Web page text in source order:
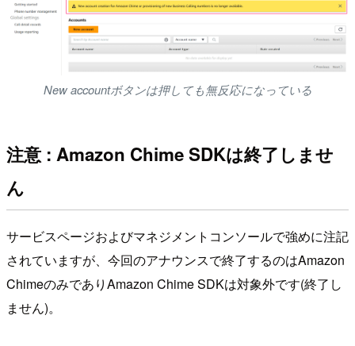
New accountボタンは押しても無反応になっている
注意 : Amazon Chime SDKは終了しませ
ん
サービスページおよびマネジメントコンソールで強めに注記
されていますが、今回のアナウンスで終了するのはAmazon
ChimeのみでありAmazon Chime SDKは対象外です(終了し
ません)。